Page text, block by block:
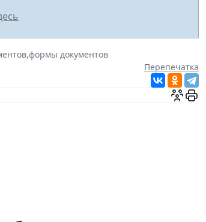
,формы документов
Перепечатка